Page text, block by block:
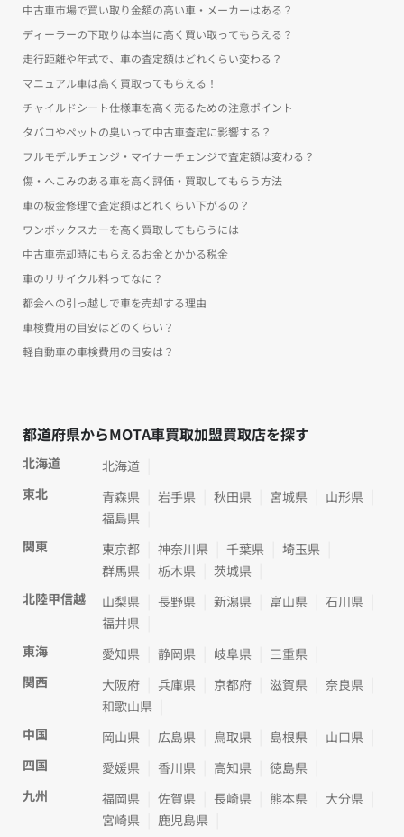
中古車市場で買い取り金額の高い車・メーカーはある？
ディーラーの下取りは本当に高く買い取ってもらえる？
走行距離や年式で、車の査定額はどれくらい変わる？
マニュアル車は高く買取ってもらえる！
チャイルドシート仕様車を高く売るための注意ポイント
タバコやペットの臭いって中古車査定に影響する？
フルモデルチェンジ・マイナーチェンジで査定額は変わる？
傷・へこみのある車を高く評価・買取してもらう方法
車の板金修理で査定額はどれくらい下がるの？
ワンボックスカーを高く買取してもらうには
中古車売却時にもらえるお金とかかる税金
車のリサイクル料ってなに？
都会への引っ越しで車を売却する理由
車検費用の目安はどのくらい？
軽自動車の車検費用の目安は？
都道府県からMOTA車買取加盟買取店を探す
北海道
北海道
東北
青森県 岩手県 秋田県 宮城県
山形県
福島県
関東
東京都 神奈川県 千葉県
埼玉県
群馬県
栃木県
茨城県
北陸甲信越
山梨県 長野県 新潟県 富山県
石川県
福井県
東海
愛知県 静岡県 岐阜県
三重県
関西
大阪府 兵庫県 京都府 滋賀県
奈良県
和歌山県
中国
岡山県 広島県 鳥取県 島根県
山口県
四国
愛媛県 香川県 高知県
徳島県
九州
福岡県 佐賀県 長崎県 熊本県
大分県
宮崎県
鹿児島県